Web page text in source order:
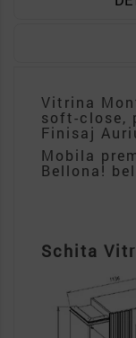
Vitrina
soft-close,
Finisaj
Mobila
Bellona!
Schita